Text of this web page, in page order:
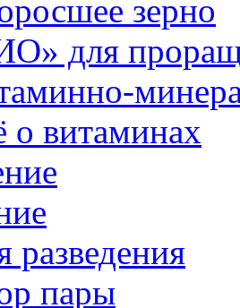
зерно
для
о витаминах
разведения
пары